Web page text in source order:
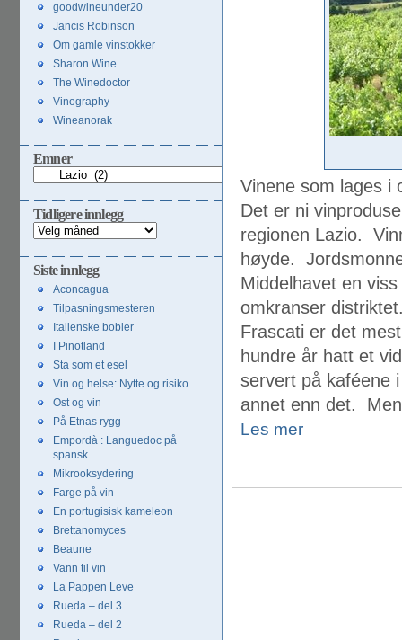
Vinene som lages i
Det er ni
regionen Lazio.
høyde.
Middelhavet en
omkranser
Frascati er det
hundre år hatt et
servert på kaféene
annet enn det.
Les mer
goodwineunder20
Jancis Robinson
Om gamle vinstokker
Sharon Wine
The Winedoctor
Vinography
Wineanorak
Emner
Emner
Tidligere innlegg
Tidligere
innlegg
Siste innlegg
Aconcagua
Tilpasningsmesteren
Italienske bobler
I Pinotland
Sta som et esel
Vin og helse: Nytte og risiko
Ost og vin
På Etnas rygg
Empordà : Languedoc på
spansk
Mikrooksydering
Farge på vin
En portugisisk kameleon
Brettanomyces
Beaune
Vann til vin
La Pappen Leve
Rueda – del 3
Rueda – del 2